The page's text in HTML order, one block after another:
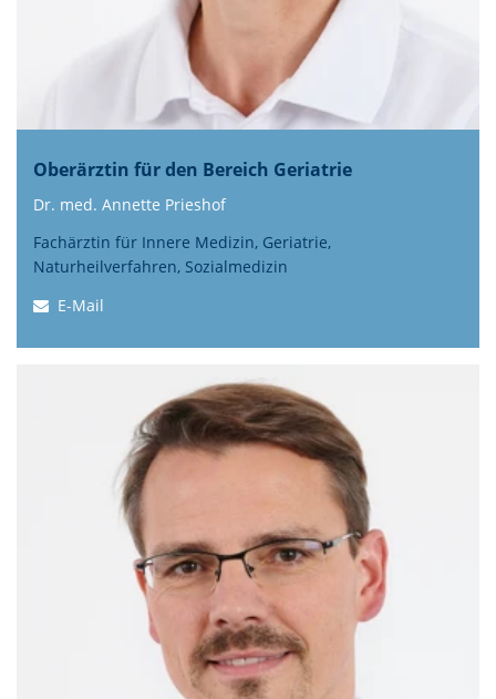
Oberärztin für den Bereich Geriatrie
Dr. med. Annette Prieshof
Fachärztin für Innere Medizin, Geriatrie,
Naturheilverfahren, Sozialmedizin
E-Mail